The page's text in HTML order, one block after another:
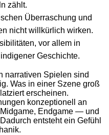
zählt.
Überraschung und
nicht willkürlich wirken.
vor allem in
Geschichte.
narrativen Spielen sind
Was in einer Szene groß
erscheinen.
konzeptionell an
Endgame — und
entsteht ein Gefühl